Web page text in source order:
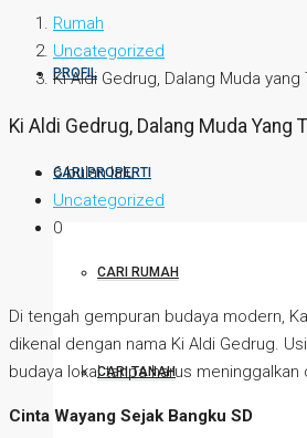
PROFIL
CARI PROPERTI
CARI RUMAH
CARI TANAH
Rumah
Uncategorized
Ki Aldi Gedrug, Dalang Muda
Ki Aldi Gedrug, Dalang Muda
6 bulan lalu
Uncategorized
0
Di tengah gempuran budaya modern,
dikenal dengan nama Ki Aldi Gedrug.
budaya lokal tanpa harus
Cinta Wayang Sejak Bangku SD